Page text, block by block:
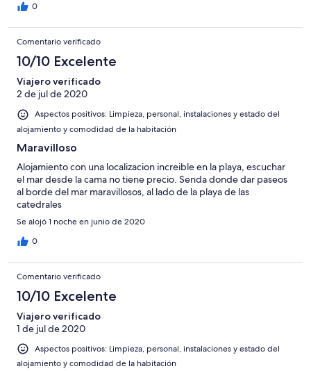
0
Comentario verificado
10/10 Excelente
Viajero verificado
2 de jul de 2020
Aspectos positivos: Limpieza, personal, instalaciones y estado del
alojamiento y comodidad de la habitación
Maravilloso
Alojamiento con una localizacion increible en la playa, escuchar
el mar desde la cama no tiene precio. Senda donde dar paseos
al borde del mar maravillosos, al lado de la playa de las
catedrales
Se alojó 1 noche en junio de 2020
0
Comentario verificado
10/10 Excelente
Viajero verificado
1 de jul de 2020
Aspectos positivos: Limpieza, personal, instalaciones y estado del
alojamiento y comodidad de la habitación